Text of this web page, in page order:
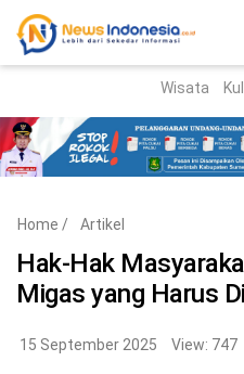
Parlemen
Nasional
Peristiwa
Wisata
Home / Artikel
Hak-Hak
Migas yang Harus
15 September 2025 View: 747